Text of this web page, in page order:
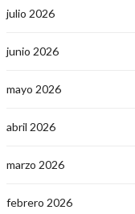
julio 2026
junio 2026
mayo 2026
abril 2026
marzo 2026
febrero 2026